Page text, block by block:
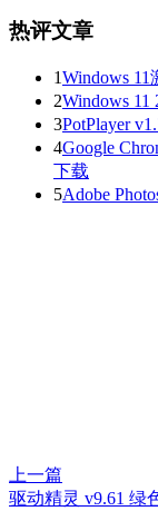
热评文章
1Windows
2Windows
3PotPlayer
4Google
下载
5Adobe
上一篇
驱动精灵 v9.61 绿